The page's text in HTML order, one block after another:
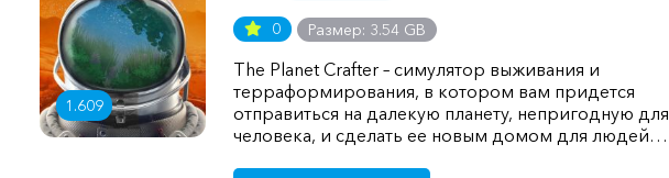
1.609
0 Размер: 3.54 GB
The Planet Crafter – симулятор выживания и
терраформирования, в котором вам придется
отправиться на далекую планету, непригодную для
человека, и сделать ее новым домом для людей…